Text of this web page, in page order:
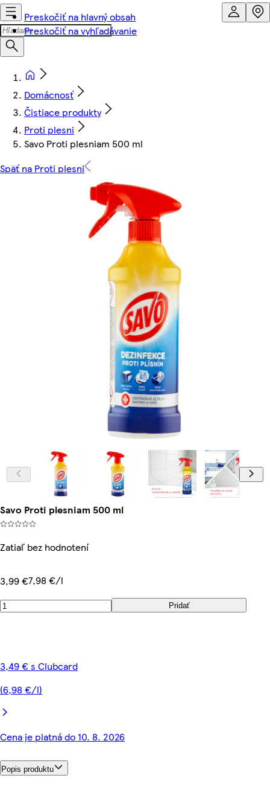
Preskočiť na hlavný obsah
Preskočiť na vyhľadávanie
Domácnosť
Čistiace produkty
Proti plesni
Savo Proti plesniam 500 ml
Späť na Proti plesni
Savo Proti plesniam 500 ml
Zatiaľ bez hodnotení
3,99 €7,98 €/l
Pridať
3,49 € s Clubcard
(6,98 €/l)
Cena je platná do 10. 8. 2026
Popis produktu